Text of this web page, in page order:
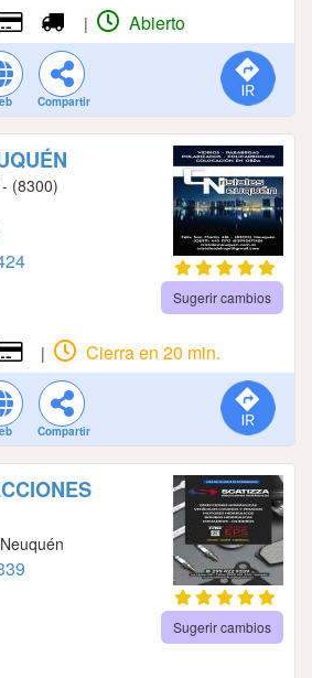
| Abierto
Compartir
(8300)
Sugerir cambios
| Cierra en 20 min.
Compartir
Sugerir cambios